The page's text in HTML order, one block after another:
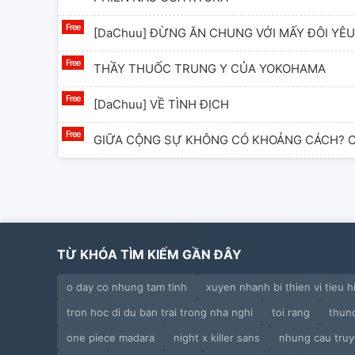
[DaChuu] ĐỪNG ĂN CHUNG VỚI MẤY ĐÔI
THẦY THUỐC TRUNG Y CỦA YOKOHAMA
[DaChuu] VỀ TÌNH ĐỊCH
GIỮA CỘNG SỰ KHÔNG CÓ KHOẢNG CÁCH?
[AkuAtsu] ĐỨA NGỐC
[AkuAtsu] QUỶ KHÓC NHÈ
[AkuAtsu] NUÔI EM GÁI NGÀN NGÀY, DÙNG
TỪ KHÓA TÌM KIẾM GẦN ĐÂY
o day co nhung tam tinh xuyen nhanh bi thien vi tieu
tron hoc di du ban trai trong nha nghi
toi rang
one piece madara
night x killer sans nhung cau